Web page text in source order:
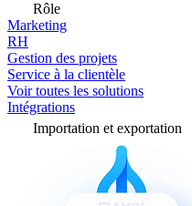
Rôle
Marketing
RH
Gestion des projets
Service à la clientèle
Voir toutes les solutions
Intégrations
Importation et exportation